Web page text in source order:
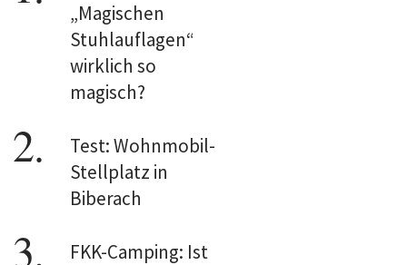
„Magischen
Stuhlauflagen“
wirklich so
magisch?
Test: Wohnmobil-
Stellplatz in
Biberach
FKK-Camping: Ist